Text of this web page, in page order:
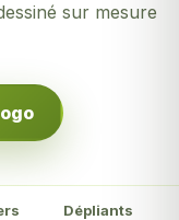
sur mesure
Dépliants